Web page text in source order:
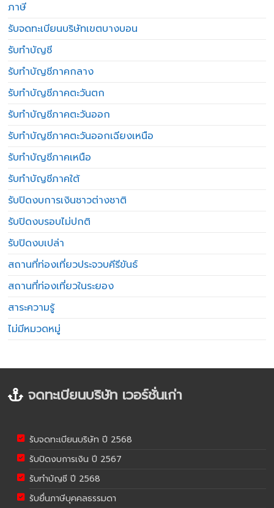
ภาษี
รับจดทะเบียนบริษัทเขตบางบอน
รับทำบัญชี
รับทำบัญชีภาคกลาง
รับทำบัญชีภาคตะวันตก
รับทำบัญชีภาคตะวันออก
รับทำบัญชีภาคตะวันออกเฉียงเหนือ
รับทำบัญชีภาคเหนือ
รับทำบัญชีภาคใต้
รับปิดงบการเงินชาวต่างชาติ
รับปิดงบรอบไม่ปกติ
รับปิดงบเปล่า
สถานที่ท่องเที่ยวประจวบคีรีขันธ์
สถานที่ท่องเที่ยวในระยอง
สาระความรู้
ไม่มีหมวดหมู่
จดทะเบียนบริษัท เวอร์ชั่นเก่า
รับจดทะเบียนบริษัท ปี 2568
รับปิดงบการเงิน ปี 2567
รับทำบัญชี ปี 2568
รับยื่นภาษีบุคคลธรรมดา